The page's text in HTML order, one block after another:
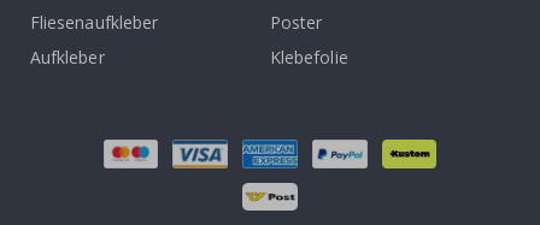
Fliesenaufkleber
Poster
Aufkleber
Klebefolie